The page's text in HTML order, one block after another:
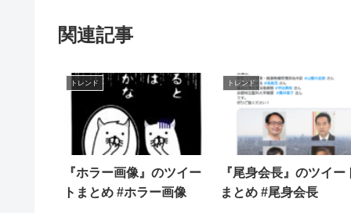
関連記事
トレンド
『ホラー画像』のツイー
トまとめ #ホラー画像
トレンド
『尾身会長』のツイー
まとめ #尾身会長